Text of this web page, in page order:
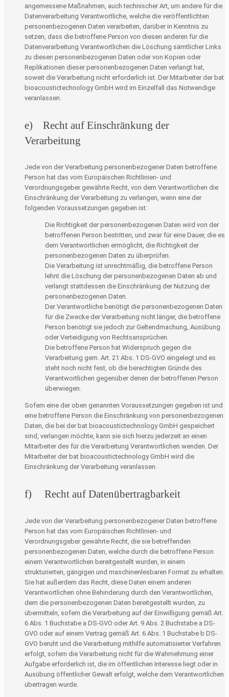
angemessene Maßnahmen, auch technischer Art, um andere für die
Datenverarbeitung Verantwortliche, welche die veröffentlichten
personenbezogenen Daten verarbeiten, darüber in Kenntnis zu
setzen, dass die betroffene Person von diesen anderen für die
Datenverarbeitung Verantwortlichen die Löschung sämtlicher Links
zu diesen personenbezogenen Daten oder von Kopien oder
Replikationen dieser personenbezogenen Daten verlangt hat,
soweit die Verarbeitung nicht erforderlich ist. Der Mitarbeiter der bat
bioacoustictechnology GmbH wird im Einzelfall das Notwendige
veranlassen.
e) Recht auf Einschränkung der
Verarbeitung
Jede von der Verarbeitung personenbezogener Daten betroffene
Person hat das vom Europäischen Richtlinien- und
Verordnungsgeber gewährte Recht, von dem Verantwortlichen die
Einschränkung der Verarbeitung zu verlangen, wenn eine der
folgenden Voraussetzungen gegeben ist:
Die Richtigkeit der personenbezogenen Daten wird von der
betroffenen Person bestritten, und zwar für eine Dauer, die es
dem Verantwortlichen ermöglicht, die Richtigkeit der
personenbezogenen Daten zu überprüfen.
Die Verarbeitung ist unrechtmäßig, die betroffene Person
lehnt die Löschung der personenbezogenen Daten ab und
verlangt stattdessen die Einschränkung der Nutzung der
personenbezogenen Daten.
Der Verantwortliche benötigt die personenbezogenen Daten
für die Zwecke der Verarbeitung nicht länger, die betroffene
Person benötigt sie jedoch zur Geltendmachung, Ausübung
oder Verteidigung von Rechtsansprüchen.
Die betroffene Person hat Widerspruch gegen die
Verarbeitung gem. Art. 21 Abs. 1 DS-GVO eingelegt und es
steht noch nicht fest, ob die berechtigten Gründe des
Verantwortlichen gegenüber denen der betroffenen Person
überwiegen.
Sofern eine der oben genannten Voraussetzungen gegeben ist und
eine betroffene Person die Einschränkung von personenbezogenen
Daten, die bei der bat bioacoustictechnology GmbH gespeichert
sind, verlangen möchte, kann sie sich hierzu jederzeit an einen
Mitarbeiter des für die Verarbeitung Verantwortlichen wenden. Der
Mitarbeiter der bat bioacoustictechnology GmbH wird die
Einschränkung der Verarbeitung veranlassen.
f) Recht auf Datenübertragbarkeit
Jede von der Verarbeitung personenbezogener Daten betroffene
Person hat das vom Europäischen Richtlinien- und
Verordnungsgeber gewährte Recht, die sie betreffenden
personenbezogenen Daten, welche durch die betroffene Person
einem Verantwortlichen bereitgestellt wurden, in einem
strukturierten, gängigen und maschinenlesbaren Format zu erhalten.
Sie hat außerdem das Recht, diese Daten einem anderen
Verantwortlichen ohne Behinderung durch den Verantwortlichen,
dem die personenbezogenen Daten bereitgestellt wurden, zu
übermitteln, sofern die Verarbeitung auf der Einwilligung gemäß Art.
6 Abs. 1 Buchstabe a DS-GVO oder Art. 9 Abs. 2 Buchstabe a DS-
GVO oder auf einem Vertrag gemäß Art. 6 Abs. 1 Buchstabe b DS-
GVO beruht und die Verarbeitung mithilfe automatisierter Verfahren
erfolgt, sofern die Verarbeitung nicht für die Wahrnehmung einer
Aufgabe erforderlich ist, die im öffentlichen Interesse liegt oder in
Ausübung öffentlicher Gewalt erfolgt, welche dem Verantwortlichen
übertragen wurde.